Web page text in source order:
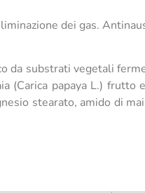
dei gas.
da substrati vegetali
(Carica papaya L.)
stearato, amido di